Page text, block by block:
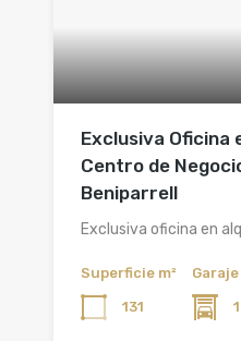
Exclusiva Oficina
Centro de
Beniparrell
Exclusiva oficina en
Superficie m²
131
Garaje
1